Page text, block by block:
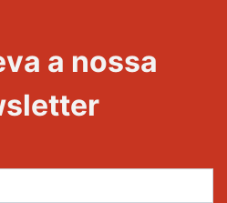
a nossa